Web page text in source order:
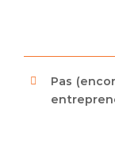
Pas